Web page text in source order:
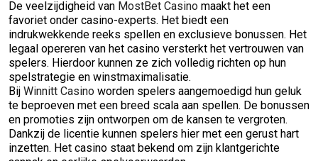
De veelzijdigheid van MostBet Casino maakt het een
favoriet onder casino-experts. Het biedt een
indrukwekkende reeks spellen en exclusieve bonussen. Het
legaal opereren van het casino versterkt het vertrouwen van
spelers. Hierdoor kunnen ze zich volledig richten op hun
spelstrategie en winstmaximalisatie.
Bij Winnitt Casino worden spelers aangemoedigd hun geluk
te beproeven met een breed scala aan spellen. De bonussen
en promoties zijn ontworpen om de kansen te vergroten.
Dankzij de licentie kunnen spelers hier met een gerust hart
inzetten. Het casino staat bekend om zijn klantgerichte